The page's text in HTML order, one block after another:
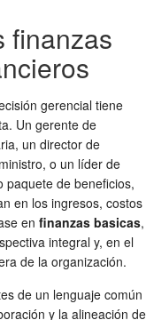
finanzas
gerencial tiene
Un gerente de
un director de
o un líder de
paquete de beneficios,
en los ingresos, costos
en finanzas basicas,
integral y, en el
de la organización.
de un lenguaje común
y la alineación de